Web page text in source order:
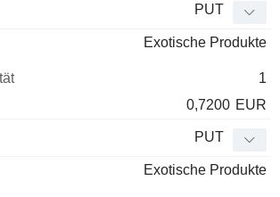
PUT
Exotische Produkte
1
0,7200 EUR
PUT
Exotische Produkte